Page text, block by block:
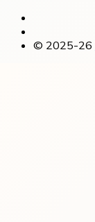
© 2025-26